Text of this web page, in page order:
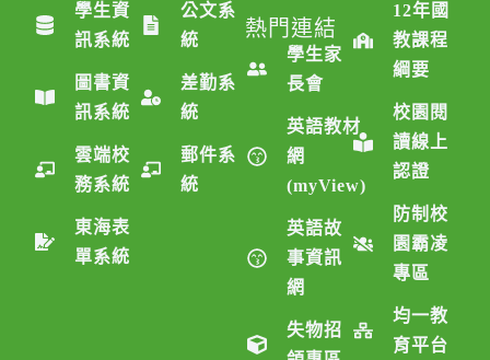
學生資
訊系統
圖書資
訊系統
雲端校
務系統
東海表
單系統
公文系
統
差勤系
統
郵件系
統
熱門連結
學生家
長會
英語教材
網
(myView)
英語故
事資訊
網
失物招
12年國
教課程
綱要
校園閱
讀線上
認證
防制校
園霸凌
專區
均一教
育平台